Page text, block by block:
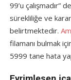
99’u çalışmadır”
sürekliliğe ve
belirtmektedir.
filamanı bulmak
5999 tane hata